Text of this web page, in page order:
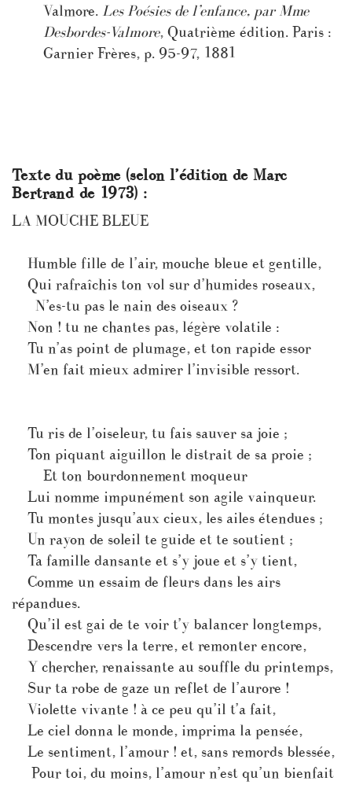
Valmore. Les Poésies de l’enfance, par Mme
Desbordes-Valmore, Quatrième édition. Paris :
Garnier Frères, p. 95-97, 1881
Texte du poème (selon l’édition de Marc
Bertrand de 1973) :
LA MOUCHE BLEUE
Humble fille de l’air, mouche bleue et gentille,
Qui rafraîchis ton vol sur d’humides roseaux,
N’es-tu pas le nain des oiseaux ?
Non ! tu ne chantes pas, légère volatile :
Tu n’as point de plumage, et ton rapide essor
M’en fait mieux admirer l’invisible ressort.
Tu ris de l’oiseleur, tu fais sauver sa joie ;
Ton piquant aiguillon le distrait de sa proie ;
Et ton bourdonnement moqueur
Lui nomme impunément son agile vainqueur.
Tu montes jusqu’aux cieux, les ailes étendues ;
Un rayon de soleil te guide et te soutient ;
Ta famille dansante et s’y joue et s’y tient,
Comme un essaim de fleurs dans les airs
répandues.
Qu’il est gai de te voir t’y balancer longtemps,
Descendre vers la terre, et remonter encore,
Y chercher, renaissante au souffle du printemps,
Sur ta robe de gaze un reflet de l’aurore !
Violette vivante ! à ce peu qu’il t’a fait,
Le ciel donna le monde, imprima la pensée,
Le sentiment, l’amour ! et, sans remords blessée,
Pour toi, du moins, l’amour n’est qu’un bienfait